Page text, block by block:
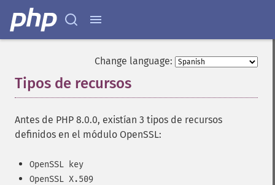
Change language:
Tipos de recursos
Antes de PHP 8.0.0, existían 3 tipos de recursos
definidos en el módulo OpenSSL:
OpenSSL key
OpenSSL X.509